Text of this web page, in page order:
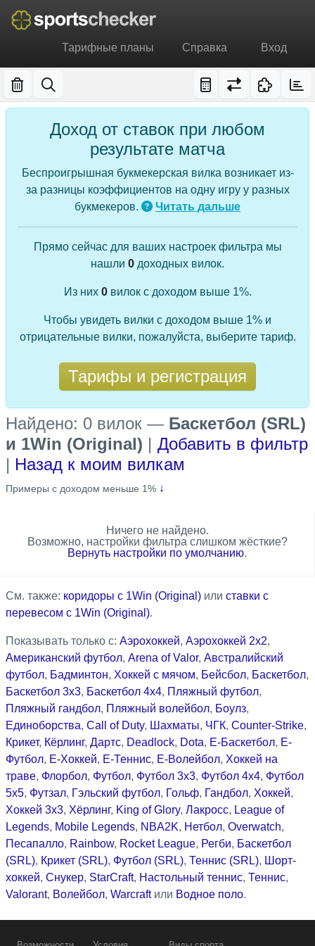
Тарифные планы Справка Вход
Доход от ставок при любом
результате матча
Беспроигрышная букмекерская вилка возникает из-
за разницы коэффициентов на одну игру у разных
букмекеров.
Читать дальше
Прямо сейчас для ваших настроек фильтра мы
нашли 0 доходных вилок.
Из них 0вилок с доходом выше 1%.
Чтобы увидеть вилки с доходом выше 1% и
отрицательные вилки, пожалуйста, выберите тариф.
Тарифы и регистрация
Найдено: 0 вилок — Баскетбол (SRL)
и 1Win (Original) | Добавить в фильтр
| Назад к моим вилкам
Примеры с доходом меньше 1% ↓
Ничего не найдено.
Возможно, настройки фильтра слишком жёсткие?
Вернуть настройки по умолчанию.
См. также: коридоры с 1Win (Original) или ставки с
перевесом с 1Win (Original).
Показывать только с: Аэрохоккей, Аэрохоккей 2x2,
Американский футбол, Arena of Valor, Австралийский
футбол, Бадминтон, Хоккей с мячом, Бейсбол, Баскетбол,
Баскетбол 3x3, Баскетбол 4x4, Пляжный футбол,
Пляжный гандбол, Пляжный волейбол, Боулз,
Единоборства, Call of Duty, Шахматы, ЧГК, Counter-Strike,
Крикет, Кёрлинг, Дартс, Deadlock, Dota, Е-Баскетбол, Е-
Футбол, Е-Хоккей, Е-Теннис, Е-Волейбол, Хоккей на
траве, Флорбол, Футбол, Футбол 3x3, Футбол 4x4, Футбол
5x5, Футзал, Гэльский футбол, Гольф, Гандбол, Хоккей,
Хоккей 3x3, Хёрлинг, King of Glory, Лакросс, League of
Legends, Mobile Legends, NBA2K, Нетбол, Overwatch,
Песапалло, Rainbow, Rocket League, Регби, Баскетбол
(SRL), Крикет (SRL), Футбол (SRL), Теннис (SRL), Шорт-
хоккей, Снукер, StarCraft, Настольный теннис, Теннис,
Valorant, Волейбол, Warcraftили Водное поло.